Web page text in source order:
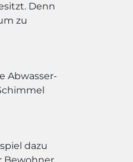
Denn
zu
Abwasser-
dazu